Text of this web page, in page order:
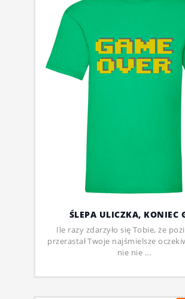
ŚLEPA ULICZKA, KONIEC
Ile razy zdarzyło się Tobie, że
przerastał Twoje najśmielsze
nie nie ...